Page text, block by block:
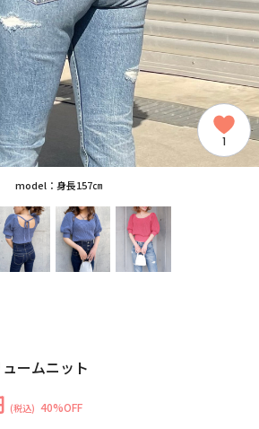
1
model：身長157㎝
ームニット
(税込) 40%OFF